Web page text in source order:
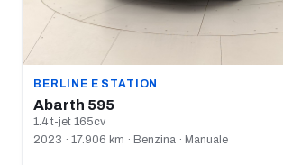
BERLINE E STATION
Abarth 595
1.4 t-jet 165cv
2023 · 17.906 km · Benzina · Manuale